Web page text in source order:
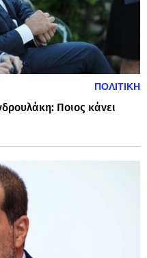
ΠΟΛΙΤΙΚΗ
Ποιος κάνει